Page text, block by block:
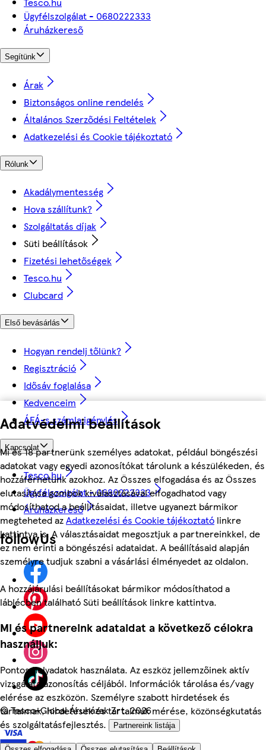
Adatvédelmi beállítások
Mi és 18 partnerünk személyes adatokat, például böngészési
adatokat vagy egyedi azonosítókat tárolunk a készülékeden, és
hozzáférhetünk azokhoz. Az Összes elfogadása és az Összes
elutasítása gombok kiválasztásával elfogadhatod vagy
módosíthatod a beállításaidat, illetve ugyanezt bármikor
megteheted azAdatkezelési és Cookie tájékoztató linkre
kattintva is. A választásaidat megosztjuk a partnereinkkel, de
ez nem érinti a böngészési adataidat. A beállításaid alapján
személyre tudjuk szabni a vásárlási élményedet az oldalon.
A hozzájárulási beállításokat bármikor módosíthatod a
láblécben található Süti beállítások linkre kattintva.
Mi és partnereink adataidat a következő célokra
használjuk:
Pontos helyadatok használata. Az eszköz jellemzőinek aktív
vizsgálata azonosítás céljából. Információk tárolása és/vagy
elérése az eszközön. Személyre szabott hirdetések és
tartalmak, hirdetések és tartalmak mérése, közönségkutatás
és szolgáltatásfejlesztés.
Partnereink listája
Ügyfélszolgálat - 0680222333
Áruházkereső
Segítünk
Árak
Biztonságos online rendelés
Általános Szerződési Feltételek
Adatkezelési és Cookie tájékoztató
Rólunk
Akadálymentesség
Hova szállítunk?
Szolgáltatás díjak
Süti beállítások
Fizetési lehetőségek
Tesco.hu
Clubcard
Első bevásárlás
Hogyan rendelj tőlünk?
Regisztráció
Idősáv foglalása
Kedvenceim
ÁFÁ-s számla igénylés
Kapcsolat
Tesco.hu
Ügyfélszolgálat - 0680222333
Áruházkereső
followUs
©Tesco-Global Áruházak Zrt. 2026